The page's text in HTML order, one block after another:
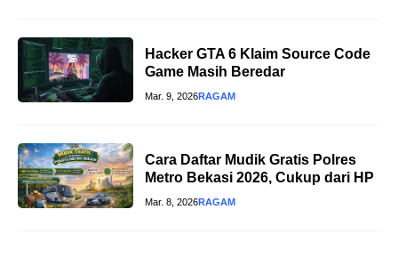
Hacker GTA 6 Klaim Source Code
Game Masih Beredar
Mar. 9, 2026RAGAM
Cara Daftar Mudik Gratis Polres
Metro Bekasi 2026, Cukup dari HP
Mar. 8, 2026RAGAM